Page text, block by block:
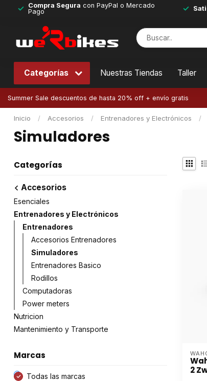
Compra Segura con PayPal o Mercado
Pago
Categorías Nuestras Tiendas Taller
Summer Sale descuentos de hasta 20% off + envío gratis
Inicio / Accesorios / Entrenadores y Electrónicos /
Simuladores
Categorías
Accesorios
Esenciales
Entrenadores y Electrónicos
Entrenadores
Accesorios Entrenadores
Simuladores
Entrenadores Basico
Rodillos
Computadoras
Power meters
Nutricion
Mantenimiento y Transporte
Marcas
Todas las marcas
2